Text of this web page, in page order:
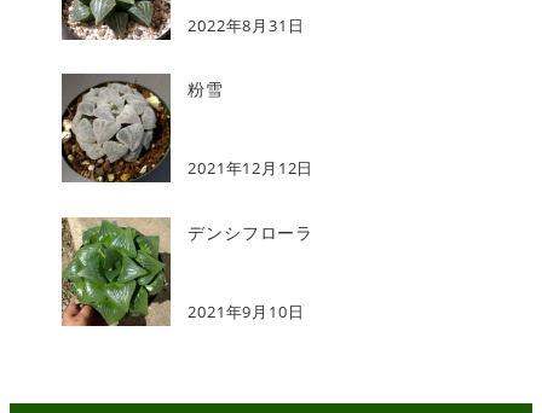
2022年8月31日
粉雪
2021年12月12日
デンシフローラ
2021年9月10日